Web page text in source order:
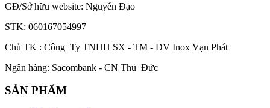
GĐ/Sở hữu website: Nguyễn Đạo
STK: 060167054997
Chủ TK : Công Ty TNHH SX - TM - DV Inox Vạn Phát
Ngân hàng: Sacombank - CN Thủ Đức
SẢN PHẨM